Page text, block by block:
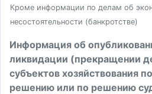
Кроме информации по делам об
несостоятельности (банкротстве)
Информация об
ликвидации (прекращении
субъектов хозяйствования
решению или по решению